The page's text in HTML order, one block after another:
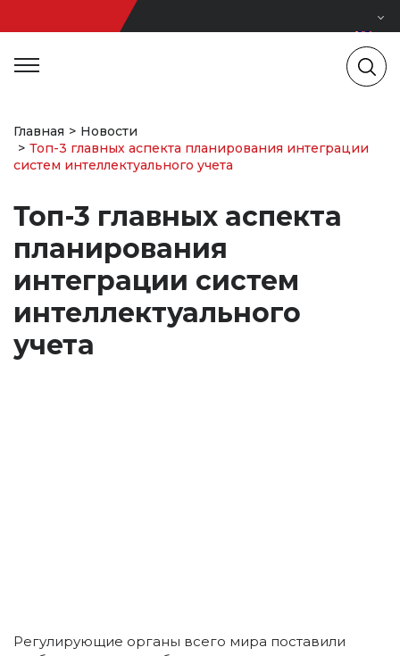
Главная
Новости
Топ-3 главных аспекта планирования интеграции
систем интеллектуального учета
Топ-3 главных аспекта
планирования
интеграции систем
интеллектуального
учета
Регулирующие органы всего мира поставили